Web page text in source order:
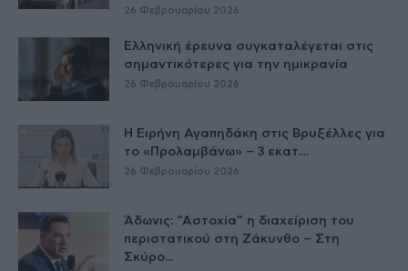
26 Φεβρουαρίου 2026
Ελληνική έρευνα συγκαταλέγεται στις
σημαντικότερες για την ημικρανία
26 Φεβρουαρίου 2026
Η Ειρήνη Αγαπηδάκη στις Βρυξέλλες για
το «Προλαμβάνω» – 3 εκατ....
26 Φεβρουαρίου 2026
Άδωνις: “Αστοχία” η διαχείριση του
περιστατικού στη Ζάκυνθο – Στη
Σκύρο...